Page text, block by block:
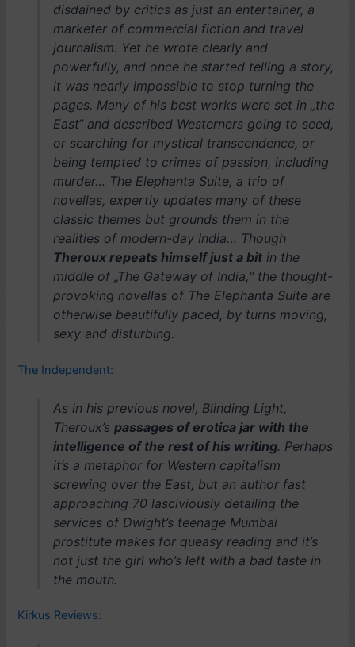
disdained by critics as just an entertainer, a
marketer of commercial fiction and travel
journalism. Yet he wrote clearly and
powerfully, and once he started telling a story,
it was nearly impossible to stop turning the
pages. Many of his best works were set in „the
East“ and described Westerners going to seed,
or searching for mystical transcendence, or
being tempted to crimes of passion, including
murder… The Elephanta Suite, a trio of
novellas, expertly updates many of these
classic themes but grounds them in the
realities of modern-day India… Though
Theroux repeats himself just a bitin the
middle of „The Gateway of India,“ the thought-
provoking novellas of The Elephanta Suite are
otherwise beautifully paced, by turns moving,
sexy and disturbing.
The Independent:
As in his previous novel, Blinding Light,
Theroux’s passages of erotica jar with the
intelligence of the rest of his writing. Perhaps
it’s a metaphor for Western capitalism
screwing over the East, but an author fast
approaching 70 lasciviously detailing the
services of Dwight’s teenage Mumbai
prostitute makes for queasy reading and it’s
not just the girl who’s left with a bad taste in
the mouth.
Kirkus Reviews: